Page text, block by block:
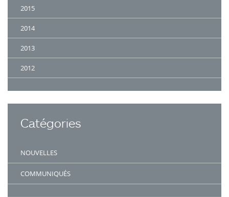
2015
2014
2013
2012
Catégories
NOUVELLES
COMMUNIQUÉS